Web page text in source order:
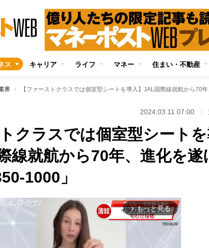
ス キャリア ライフ マネー 住まい・不動産
界
2024.03.11 07:00
トクラスでは個室型シート
線就航から70年、進化を遂
1000」
arrow_forward_ios もっと見る